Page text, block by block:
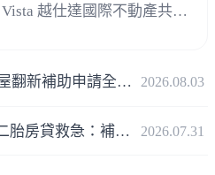
Mansion 投資新契機
Vista 越仕達國際不動產共同
雄日航酒店圓滿舉行。現場
展、AI 與半導
2026年老宅延壽計畫：老屋翻新補助申請全攻略 2026.08.03
交屋前鑑價不足怎麼辦？二胎房貸救急：補足資金缺口，避免違約金地獄！ 2026.07.31